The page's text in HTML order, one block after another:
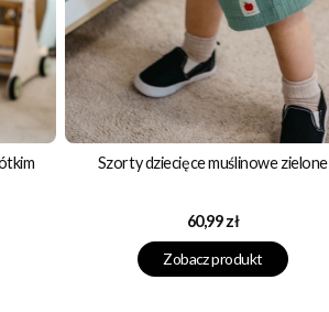
Szorty dziecięce muślinowe zielone
Cena
60,99 zł
Zobacz produkt